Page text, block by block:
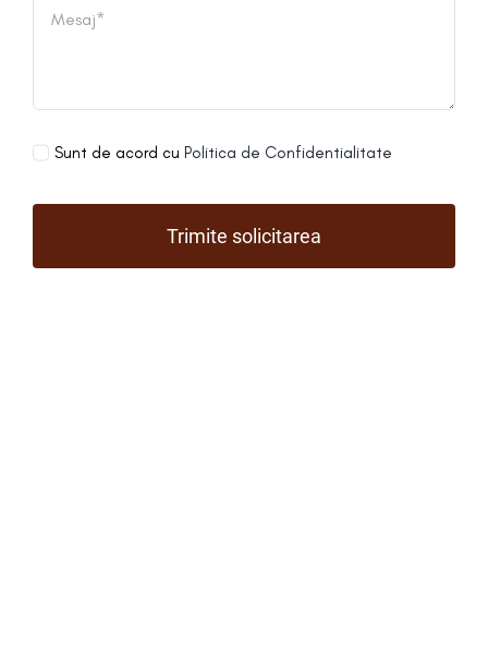
Sunt de acord cuPolitica de Confidentialitate
Trimite solicitarea